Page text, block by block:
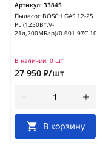
Артикул: 33845
Пылесос BOSCH GAS 12-25
PL (1250Вт,V-
21л,200МБар)/0.601.97C.100
В наличии: 0 шт
27 950 ₽/шт
В корзину